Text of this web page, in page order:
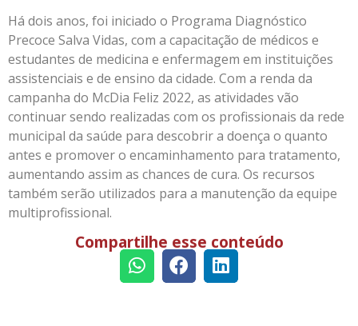
Há dois anos, foi iniciado o Programa Diagnóstico
Precoce Salva Vidas, com a capacitação de médicos e
estudantes de medicina e enfermagem em instituições
assistenciais e de ensino da cidade. Com a renda da
campanha do McDia Feliz 2022, as atividades vão
continuar sendo realizadas com os profissionais da rede
municipal da saúde para descobrir a doença o quanto
antes e promover o encaminhamento para tratamento,
aumentando assim as chances de cura. Os recursos
também serão utilizados para a manutenção da equipe
multiprofissional.
Compartilhe esse conteúdo